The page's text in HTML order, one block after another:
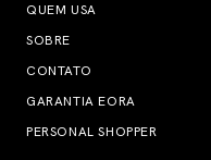
QUEM USA
SOBRE
CONTATO
GARANTIA EORA
PERSONAL SHOPPER